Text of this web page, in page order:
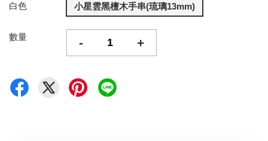
白色 小星雲黑檀木手串(琉璃13mm)
數量 - +